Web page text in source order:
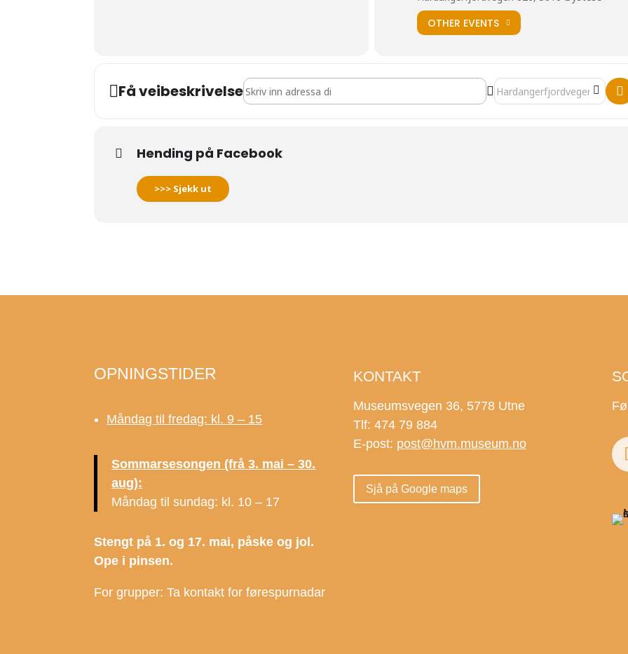
OTHER EVENTS
Få veibeskrivelseAddress - Drink & Draw [] Destination Address - Drink
Hending på Facebook
>>> Sjekk ut
OPNINGSTIDER
Måndag til fredag: kl. 9 – 15
Sommarsesongen (frå 3. mai – 30.
aug):
Måndag til sundag: kl. 10 – 17
Stengt på 1. og 17. mai, påske og jol.
Ope i pinsen.
For grupper: Ta kontakt for førespurnadar
KONTAKT
Museumsvegen 36, 5778 Utne
Tlf: 474 79 884
E-post: post@hvm.museum.no
Sjå på Google maps